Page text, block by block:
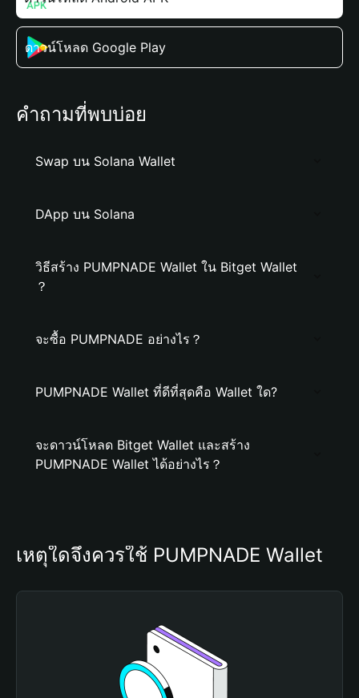
ดาวน์โหลด Google Play
คำถามที่พบบ่อย
Swap บน Solana Wallet
DApp บน Solana
วิธีสร้าง PUMPNADE Wallet ใน Bitget Wallet
？
จะซื้อ PUMPNADE อย่างไร？
PUMPNADE Wallet ที่ดีที่สุดคือ Wallet ใด?
จะดาวน์โหลด Bitget Wallet และสร้าง
PUMPNADE Wallet ได้อย่างไร？
เหตุใดจึงควรใช้ PUMPNADE Wallet